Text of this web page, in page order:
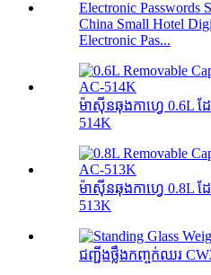
China Small Hotel
Electronic Pas...
ម៉ាស៊ីនឆុងកាហ្វេ 0.6L
514K
ម៉ាស៊ីនឆុងកាហ្វេ 0.8L
513K
ជញ្ជីងថ្លឹងកញ្ចក់ឈរ